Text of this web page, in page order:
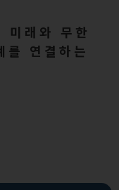
래와 무한
연결하는